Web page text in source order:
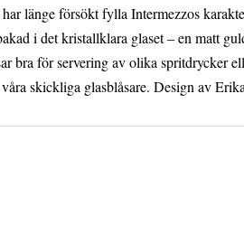
länge försökt fylla Intermezzos
i det kristallklara glaset – en matt
bra för servering av olika spritdrycker
skickliga glasblåsare. Design av